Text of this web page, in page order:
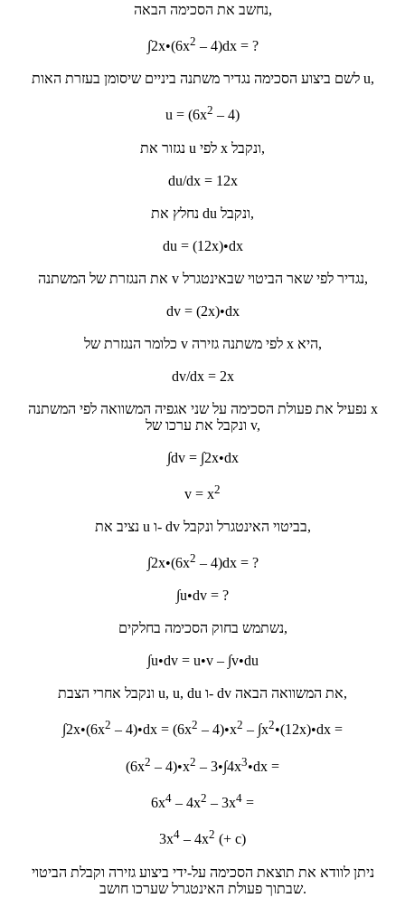
נחשב את הסכימה הבאה,
∫2x•(6x2 – 4)dx = ?
לשם ביצוע הסכימה נגדיר משתנה ביניים שיסומן בעזרת האות u,
u = (6x2 – 4)
נגזור את u לפי x ונקבל,
du/dx = 12x
נחלץ את du ונקבל,
du = (12x)•dx
את הנגזרת של המשתנה v נגדיר לפי שאר הביטוי שבאינטגרל,
dv = (2x)•dx
כלומר הנגזרת של v לפי משתנה גזירה x היא,
dv/dx = 2x
נפעיל את פעולת הסכימה על שני אגפיה המשוואה לפי המשתנה x
ונקבל את ערכו של v,
∫dv = ∫2x•dx
v = x2
נציב את u ו- dv בביטוי האינטגרל ונקבל,
∫2x•(6x2 – 4)dx = ?
∫u•dv = ?
נשתמש בחוק הסכימה בחלקים,
∫u•dv = u•v – ∫v•du
ונקבל אחרי הצבת u, u, du ו- dv את המשוואה הבאה,
∫2x•(6x2 – 4)•dx = (6x2 – 4)•x2 – ∫x2•(12x)•dx =
(6x2 – 4)•x2 – 3•∫4x3•dx =
6x4 – 4x2 – 3x4 =
3x4 – 4x2 (+ c)
ניתן לוודא את תוצאת הסכימה על-ידי ביצוע גזירה וקבלת הביטוי
שבתוך פעולת האינטגרל שערכו חושב.